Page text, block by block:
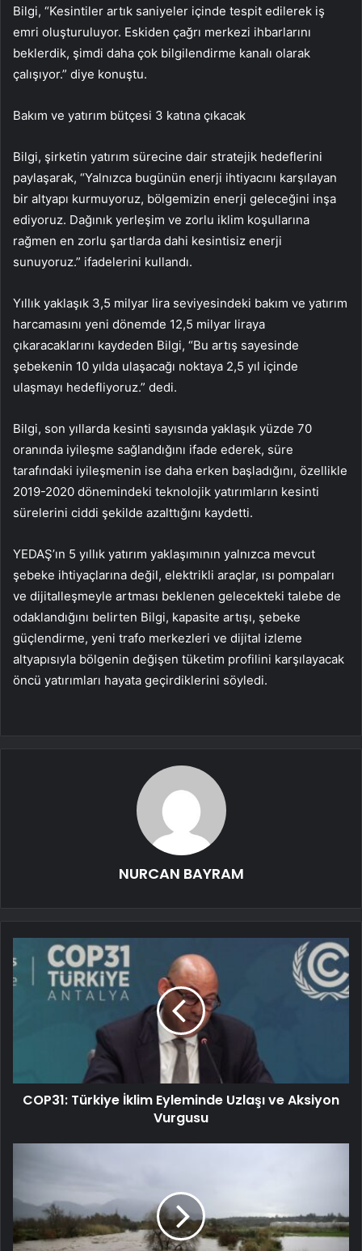
Bilgi, “Kesintiler artık saniyeler içinde tespit edilerek iş
emri oluşturuluyor. Eskiden çağrı merkezi ihbarlarını
beklerdik, şimdi daha çok bilgilendirme kanalı olarak
çalışıyor.” diye konuştu.
Bakım ve yatırım bütçesi 3 katına çıkacak
Bilgi, şirketin yatırım sürecine dair stratejik hedeflerini
paylaşarak, “Yalnızca bugünün enerji ihtiyacını karşılayan
bir altyapı kurmuyoruz, bölgemizin enerji geleceğini inşa
ediyoruz. Dağınık yerleşim ve zorlu iklim koşullarına
rağmen en zorlu şartlarda dahi kesintisiz enerji
sunuyoruz.” ifadelerini kullandı.
Yıllık yaklaşık 3,5 milyar lira seviyesindeki bakım ve yatırım
harcamasını yeni dönemde 12,5 milyar liraya
çıkaracaklarını kaydeden Bilgi, “Bu artış sayesinde
şebekenin 10 yılda ulaşacağı noktaya 2,5 yıl içinde
ulaşmayı hedefliyoruz.” dedi.
Bilgi, son yıllarda kesinti sayısında yaklaşık yüzde 70
oranında iyileşme sağlandığını ifade ederek, süre
tarafındaki iyileşmenin ise daha erken başladığını, özellikle
2019-2020 dönemindeki teknolojik yatırımların kesinti
sürelerini ciddi şekilde azalttığını kaydetti.
YEDAŞ’ın 5 yıllık yatırım yaklaşımının yalnızca mevcut
şebeke ihtiyaçlarına değil, elektrikli araçlar, ısı pompaları
ve dijitalleşmeyle artması beklenen gelecekteki talebe de
odaklandığını belirten Bilgi, kapasite artışı, şebeke
güçlendirme, yeni trafo merkezleri ve dijital izleme
altyapısıyla bölgenin değişen tüketim profilini karşılayacak
öncü yatırımları hayata geçirdiklerini söyledi.
NURCAN BAYRAM
COP31: Türkiye İklim Eyleminde Uzlaşı ve Aksiyon
Vurgusu